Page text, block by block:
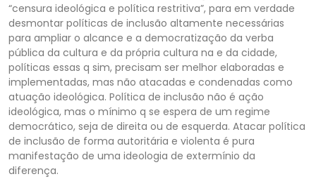
“censura ideológica e política restritiva”, para em verdade
desmontar políticas de inclusão altamente necessárias
para ampliar o alcance e a democratização da verba
pública da cultura e da própria cultura na e da cidade,
políticas essas q sim, precisam ser melhor elaboradas e
implementadas, mas não atacadas e condenadas como
atuação ideológica. Política de inclusão não é ação
ideológica, mas o mínimo q se espera de um regime
democrático, seja de direita ou de esquerda. Atacar política
de inclusão de forma autoritária e violenta é pura
manifestação de uma ideologia de extermínio da
diferença.